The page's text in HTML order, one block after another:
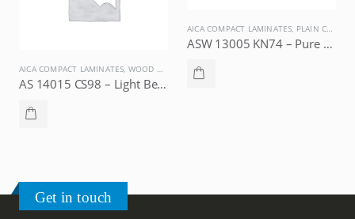
AICA COMPACT LAMINATES WOOD GRAINS
AS 14015 CS98 – Light Berry Teak, AICA Compact Laminate
AICA COMPACT LAMINATES PLAIN COLORS
ASW 13005 KN74 – Pure Antique White, AICA Compact Laminate
Get in touch